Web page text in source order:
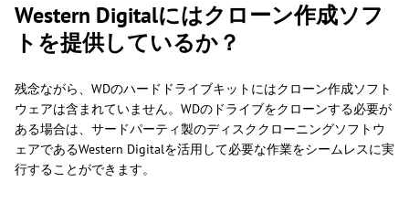
Western Digitalにはクローン作成ソフ
トを提供しているか？
残念ながら、WDのハードドライブキットにはクローン作成ソフト
ウェアは含まれていません。WDのドライブをクローンする必要が
ある場合は、サードパーティ製のディスククローニングソフトウ
ェアであるWestern Digitalを活用して必要な作業をシームレスに実
行することができます。